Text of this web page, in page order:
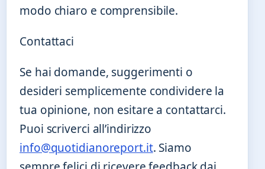
modo chiaro e comprensibile.
Contattaci
Se hai domande, suggerimenti o
desideri semplicemente condividere la
tua opinione, non esitare a contattarci.
Puoi scriverci all’indirizzo
info@quotidianoreport.it. Siamo